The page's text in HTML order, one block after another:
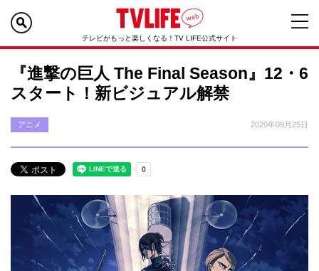
テレビがもっと楽しくなる！TV LIFE公式サイト
『進撃の巨人 The Final Season』12・6
スタート！新ビジュアル解禁
アニメ 2020年09月25日